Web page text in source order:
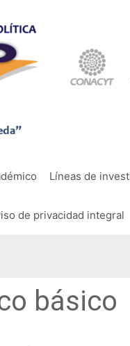
Líneas de
de privacidad integral
básico